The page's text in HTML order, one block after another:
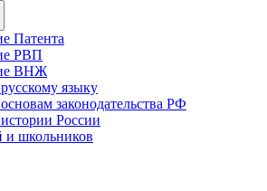
Патента
РВП
ВНЖ
языку
законодательства РФ
России
и школьников